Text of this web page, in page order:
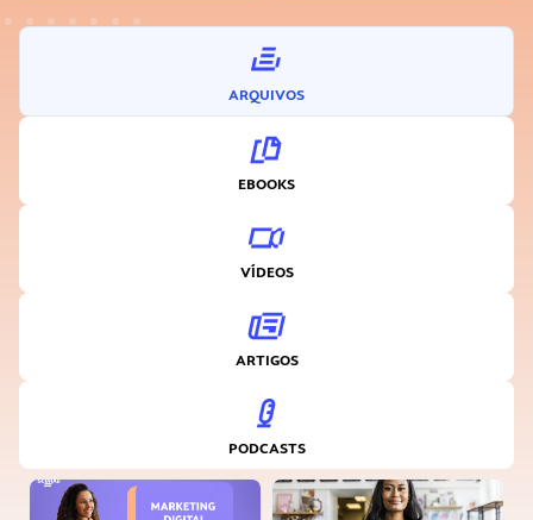
ARQUIVOS
EBOOKS
VÍDEOS
ARTIGOS
PODCASTS